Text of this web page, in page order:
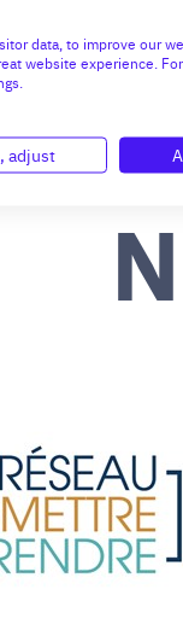
data, to improve our
website experience.
adjust